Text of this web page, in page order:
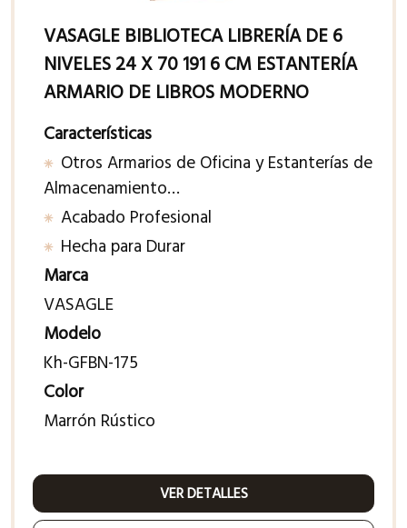
VASAGLE BIBLIOTECA LIBRERÍA DE 6
NIVELES 24 X 70 191 6 CM ESTANTERÍA
ARMARIO DE LIBROS MODERNO
Características
Otros Armarios de Oficina y Estanterías de
Almacenamiento…
Acabado Profesional
Hecha para Durar
Marca
VASAGLE
Modelo
Kh-GFBN-175
Color
Marrón Rústico
VER DETALLES